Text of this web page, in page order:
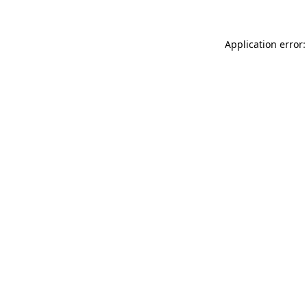
Application